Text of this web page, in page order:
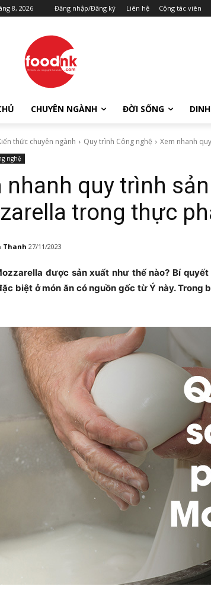
8, 2026 Đăng nhập/Đăng ký Liên hệ Cộng tác viên
CHUYÊN NGÀNH ĐỜI SỐNG
thức chuyên ngành Quy trình Công nghệ Xem nhanh
nghệ
nhanh quy trình
trong thực
Thanh 27/11/2023
được sản xuất như thế nào? Bí
biệt ở món ăn có nguồn gốc từ Ý này. Trong